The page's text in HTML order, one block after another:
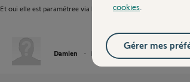
Et oui elle est paramétree via l onglet sécurité
Damien il y a plus de 7 ans
cookies
Gérer mes